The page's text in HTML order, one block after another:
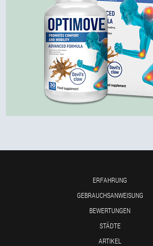
ERFAHRUNG
GEBRAUCHSANWEISUNG
BEWERTUNGEN
STÄDTE
ARTIKEL